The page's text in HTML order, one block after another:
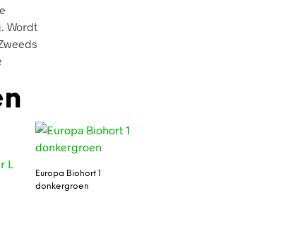
Wordt
Europa Biohort 1
donkergroen